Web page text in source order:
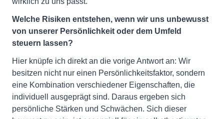
Welche Risiken entstehen, wenn wir uns unbewusst
von unserer Persönlichkeit oder dem Umfeld
steuern lassen?
Hier knüpfe ich direkt an die vorige Antwort an: Wir
besitzen nicht nur einen Persönlichkeitsfaktor, sondern
eine Kombination verschiedener Eigenschaften, die
individuell ausgeprägt sind. Daraus ergeben sich
persönliche Stärken und Schwächen. Sich dieser